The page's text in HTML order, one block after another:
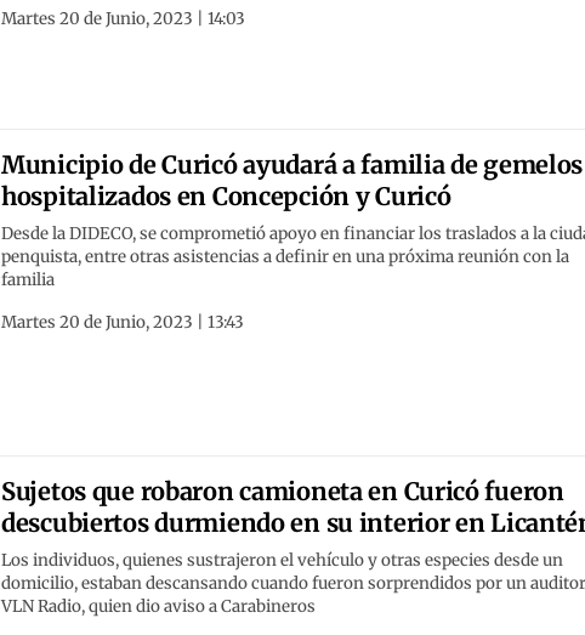
Martes 20 de Junio, 2023 | 14:03
Municipio de Curicó ayudará a familia de gemelos
hospitalizados en Concepción y Curicó
Desde la DIDECO, se comprometió apoyo en financiar los traslados a la
penquista, entre otras asistencias a definir en una próxima reunión con la
familia
Martes 20 de Junio, 2023 | 13:43
Sujetos que robaron camioneta en Curicó fueron
descubiertos durmiendo en su interior en
Los individuos, quienes sustrajeron el vehículo y otras especies desde un
domicilio, estaban descansando cuando fueron sorprendidos por un
VLN Radio, quien dio aviso a Carabineros